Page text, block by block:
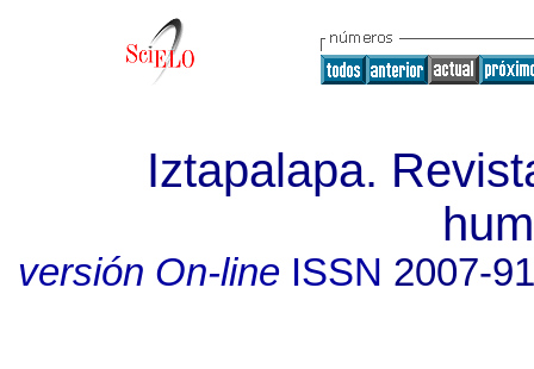
Iztapalapa.
versión On-lineISSN 2007-